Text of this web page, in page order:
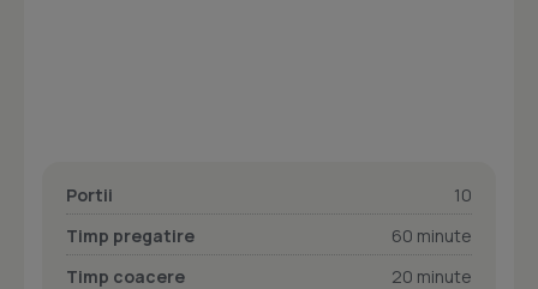
Portii
10
Timp pregatire
60 minute
Timp coacere
20 minute